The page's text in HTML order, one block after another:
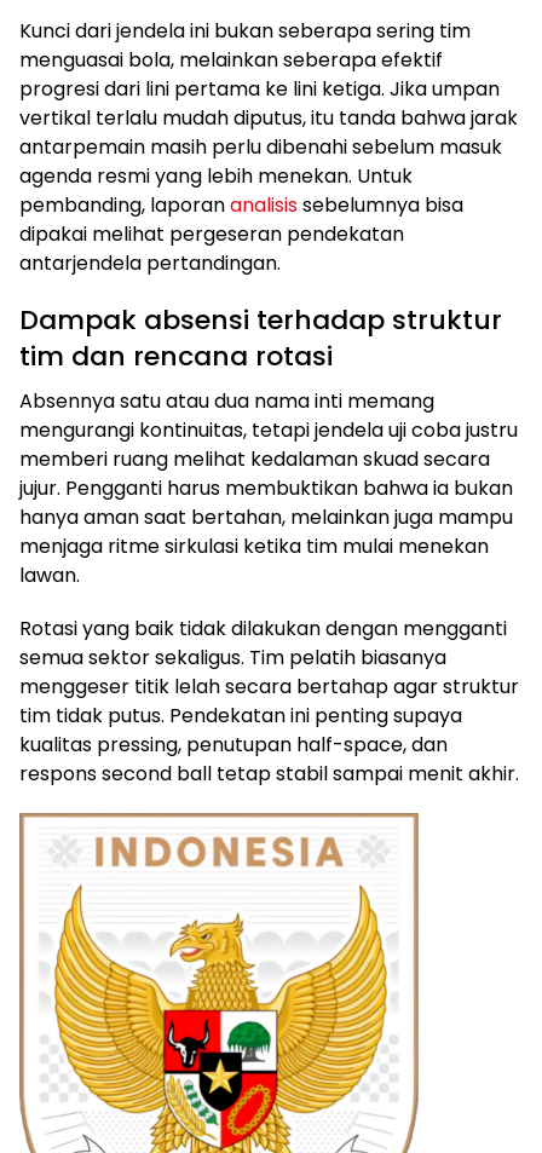
Kunci dari jendela ini bukan seberapa sering tim
menguasai bola, melainkan seberapa efektif
progresi dari lini pertama ke lini ketiga. Jika umpan
vertikal terlalu mudah diputus, itu tanda bahwa jarak
antarpemain masih perlu dibenahi sebelum masuk
agenda resmi yang lebih menekan. Untuk
pembanding, laporananalisissebelumnya bisa
dipakai melihat pergeseran pendekatan
antarjendela pertandingan.
Dampak absensi terhadap struktur
tim dan rencana rotasi
Absennya satu atau dua nama inti memang
mengurangi kontinuitas, tetapi jendela uji coba justru
memberi ruang melihat kedalaman skuad secara
jujur. Pengganti harus membuktikan bahwa ia bukan
hanya aman saat bertahan, melainkan juga mampu
menjaga ritme sirkulasi ketika tim mulai menekan
lawan.
Rotasi yang baik tidak dilakukan dengan mengganti
semua sektor sekaligus. Tim pelatih biasanya
menggeser titik lelah secara bertahap agar struktur
tim tidak putus. Pendekatan ini penting supaya
kualitas pressing, penutupan half-space, dan
respons second ball tetap stabil sampai menit akhir.